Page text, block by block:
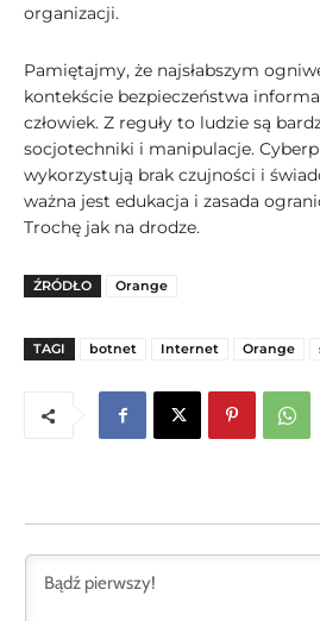
organizacji.
Pamiętajmy, że najsłabszym
kontekście bezpieczeństwa
człowiek. Z reguły to ludzie są
socjotechniki i manipulacje.
wykorzystują brak czujności i
ważna jest edukacja i zasada
Trochę jak na drodze.
ŹRÓDŁO Orange
TAGI botnet Internet Orange